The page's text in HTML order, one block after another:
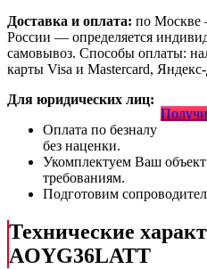
Доставка и оплата: по Москве
России — определяется
самовывоз. Способы оплаты:
карты Visa и Mastercard,
Для юридических лиц:
Оплата по безналу
без наценки.
Укомплектуем Ваш
требованиям.
Подготовим
Технические
AOYG36LATT